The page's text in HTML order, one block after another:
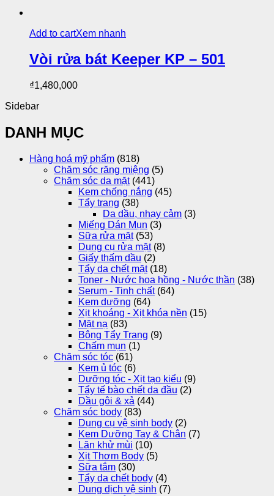
Add to cartXem nhanh
Vòi rửa bát Keeper KP – 501
₫1,480,000
Sidebar
DANH MỤC
Hàng hoá mỹ phẩm (818)
Chăm sóc răng miệng (5)
Chăm sóc da mặt (441)
Kem chống nắng (45)
Tẩy trang (38)
Da dầu, nhạy cảm (3)
Miếng Dán Mụn (3)
Sữa rửa mặt (53)
Dụng cụ rửa mặt (8)
Giấy thấm dầu (2)
Tẩy da chết mặt (18)
Toner - Nước hoa hồng - Nước thần (38)
Serum - Tinh chất (64)
Kem dưỡng (64)
Xịt khoáng - Xịt khóa nền (15)
Mặt nạ (83)
Bông Tẩy Trang (9)
Chấm mụn (1)
Chăm sóc tóc (61)
Kem ủ tóc (6)
Dưỡng tóc - Xịt tạo kiểu (9)
Tẩy tế bào chết da đầu (2)
Dầu gôi & xả (44)
Chăm sóc body (83)
Dụng cụ vệ sinh body (2)
Kem Dưỡng Tay & Chân (7)
Lăn khử mùi (10)
Xịt Thơm Body (5)
Sữa tắm (30)
Tẩy da chết body (4)
Dung dịch vệ sinh (7)